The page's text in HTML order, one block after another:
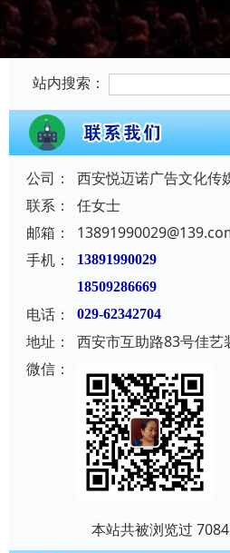
站内搜索：
公司：
西安悦迈诺广告文化传
联系：
任女士
邮箱：
手机：
13891990029
18509286669
电话： 029-62342704
地址：
西安市互助路83号佳艺
微信：
本站共被浏览过